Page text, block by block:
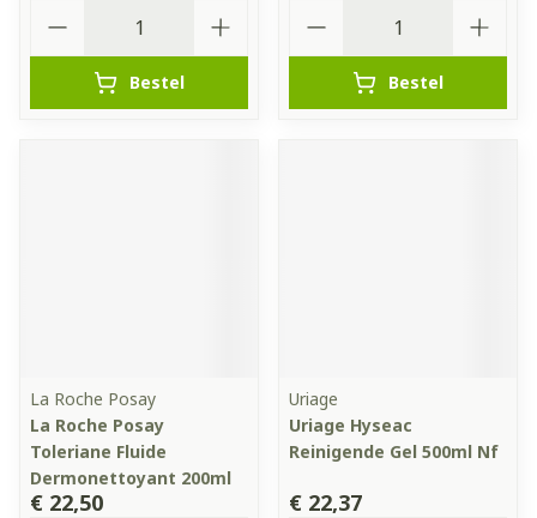
Bestel Bestel
La Roche Posay
La Roche Posay
Toleriane Fluide
Dermonettoyant 200ml
€ 22,50
Uriage
Uriage Hyseac
Reinigende Gel 500ml Nf
€ 22,37